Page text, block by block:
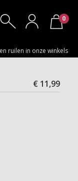
0
ruilen in onze winkels
€ 11,99